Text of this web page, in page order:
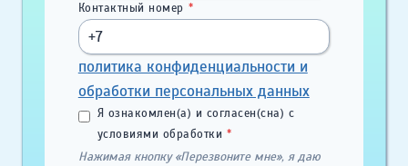
Контактный номер *
политика конфиденциальности и
обработки персональных данных
Я ознакомлен(а) и согласен(сна) с
условиями обработки *
Нажимая кнопку «Перезвоните мне», я даю